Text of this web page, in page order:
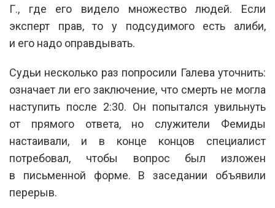
Г., где его видело множество людей. Если
эксперт прав, то у подсудимого есть алиби,
и его надо оправдывать.
Судьи несколько раз попросили Галева уточнить:
означает ли его заключение, что смерть не могла
наступить после 2:30. Он попытался увильнуть
от прямого ответа, но служители Фемиды
настаивали, и в конце концов специалист
потребовал, чтобы вопрос был изложен
в письменной форме. В заседании объявили
перерыв.